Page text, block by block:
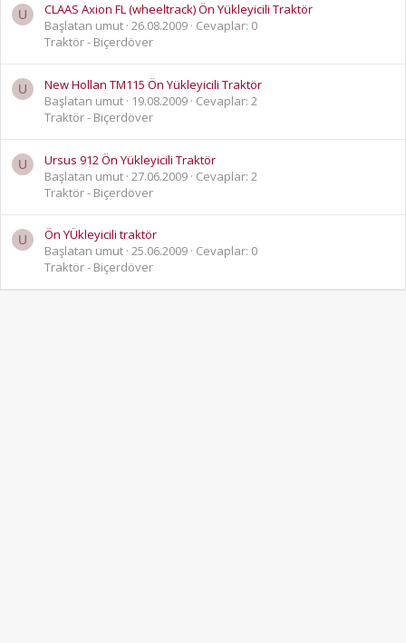
U
CLAAS Axion FL (wheeltrack) Ön Yükleyicili Traktör
Başlatan umut 26.08.2009 Cevaplar: 0
Traktör - Biçerdöver
U
New Hollan TM115 Ön Yükleyicili Traktör
Başlatan umut
19.08.2009 Cevaplar: 2
Traktör - Biçerdöver
U
Ursus 912 Ön Yükleyicili Traktör
Başlatan umut 27.06.2009 Cevaplar: 2
Traktör - Biçerdöver
U
Ön YÜkleyicili traktör
Başlatan umut 25.06.2009 Cevaplar: 0
Traktör - Biçerdöver